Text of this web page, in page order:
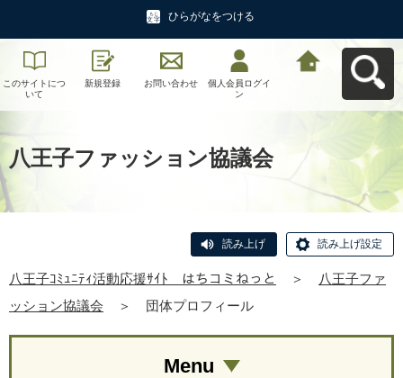
ひらがなをつける
このサイトにつ
いて
新規登録 お問い合わせ
個人会員ログイ
ン
八王子ファッション協議会
読み上げ 読み上げ設定
八王子ｺﾐｭﾆﾃｨ活動応援ｻｲﾄ はちコミねっと ＞
八王子ファ
ッション協議会
＞ 団体プロフィール
Menu